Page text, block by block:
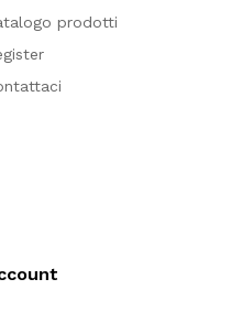
prodotti